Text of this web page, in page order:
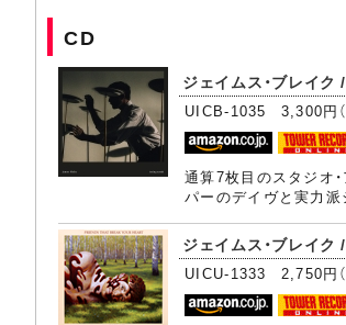
CD
ジェイムス・ブレイ
UICB-1035 3,300円
通算7枚目のスタジオ
パーのデイヴと実力
ジェイムス・ブレイク
UICU-1333 2,750円